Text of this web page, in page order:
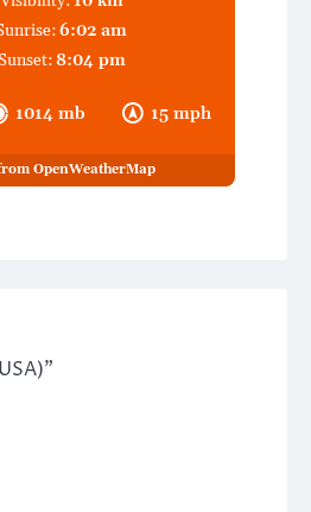
1014 mb 15 mph
6:02 am
8:04 pm
OpenWeatherMap